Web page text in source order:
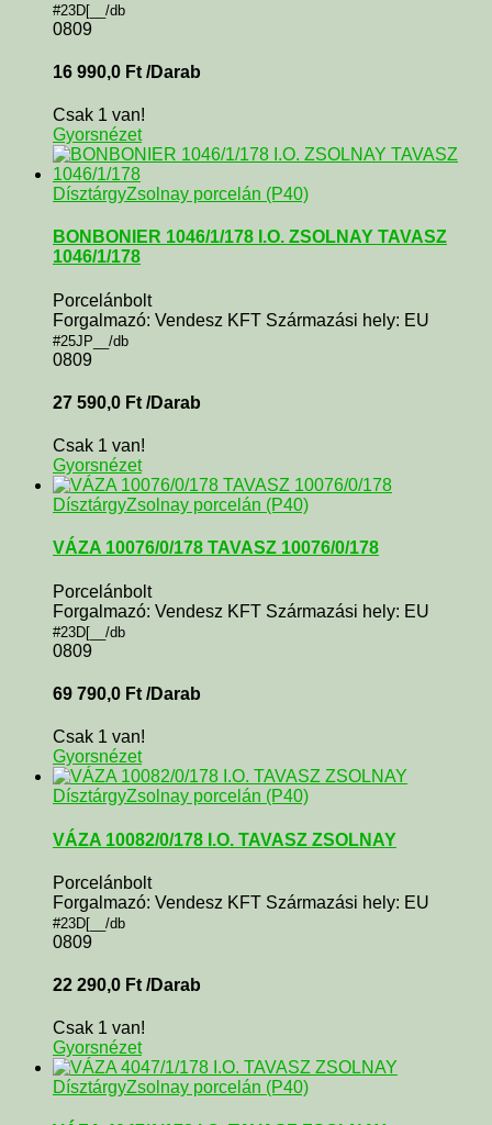
#23D[__/db
0809
16 990,0 Ft /Darab
Csak 1 van!
Gyorsnézet
DísztárgyZsolnay porcelán (P40)
BONBONIER 1046/1/178 I.O. ZSOLNAY TAVASZ
1046/1/178
Porcelánbolt
Forgalmazó: Vendesz KFT Származási hely: EU
#25JP__/db
0809
27 590,0 Ft /Darab
Csak 1 van!
Gyorsnézet
DísztárgyZsolnay porcelán (P40)
VÁZA 10076/0/178 TAVASZ 10076/0/178
Porcelánbolt
Forgalmazó: Vendesz KFT Származási hely: EU
#23D[__/db
0809
69 790,0 Ft /Darab
Csak 1 van!
Gyorsnézet
DísztárgyZsolnay porcelán (P40)
VÁZA 10082/0/178 I.O. TAVASZ ZSOLNAY
Porcelánbolt
Forgalmazó: Vendesz KFT Származási hely: EU
#23D[__/db
0809
22 290,0 Ft /Darab
Csak 1 van!
Gyorsnézet
DísztárgyZsolnay porcelán (P40)